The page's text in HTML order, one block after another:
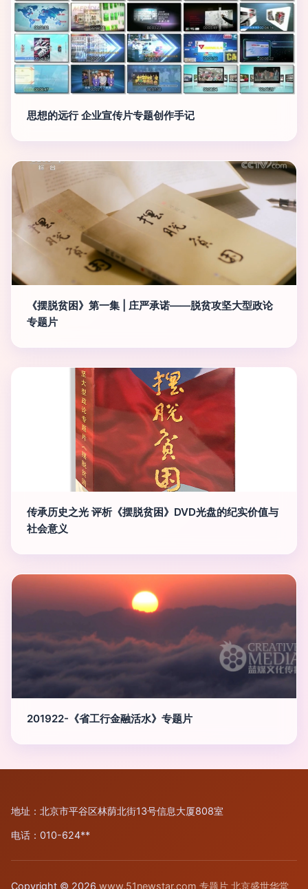
思想的远行 企业宣传片专题创作手记
《摆脱贫困》第一集 | 庄严承诺——脱贫攻坚大型政论
专题片
传承历史之光 评析《摆脱贫困》DVD光盘的纪实价值与
社会意义
201922-《省工行金融活水》专题片
地址：北京市平谷区林荫北街13号信息大厦808室
电话：010-624**
Copyright © 2026 www.51newstar.com 专题片 北京盛世华堂